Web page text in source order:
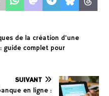
de la création d’une
guide complet pour
SUIVANT
en ligne :